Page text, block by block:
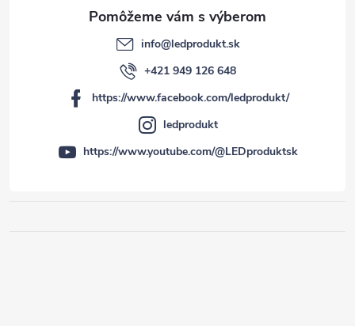
info@ledprodukt.sk
+421 949 126 648
https://www.facebook.com/ledprodukt/
ledprodukt
https://www.youtube.com/@LEDproduktsk